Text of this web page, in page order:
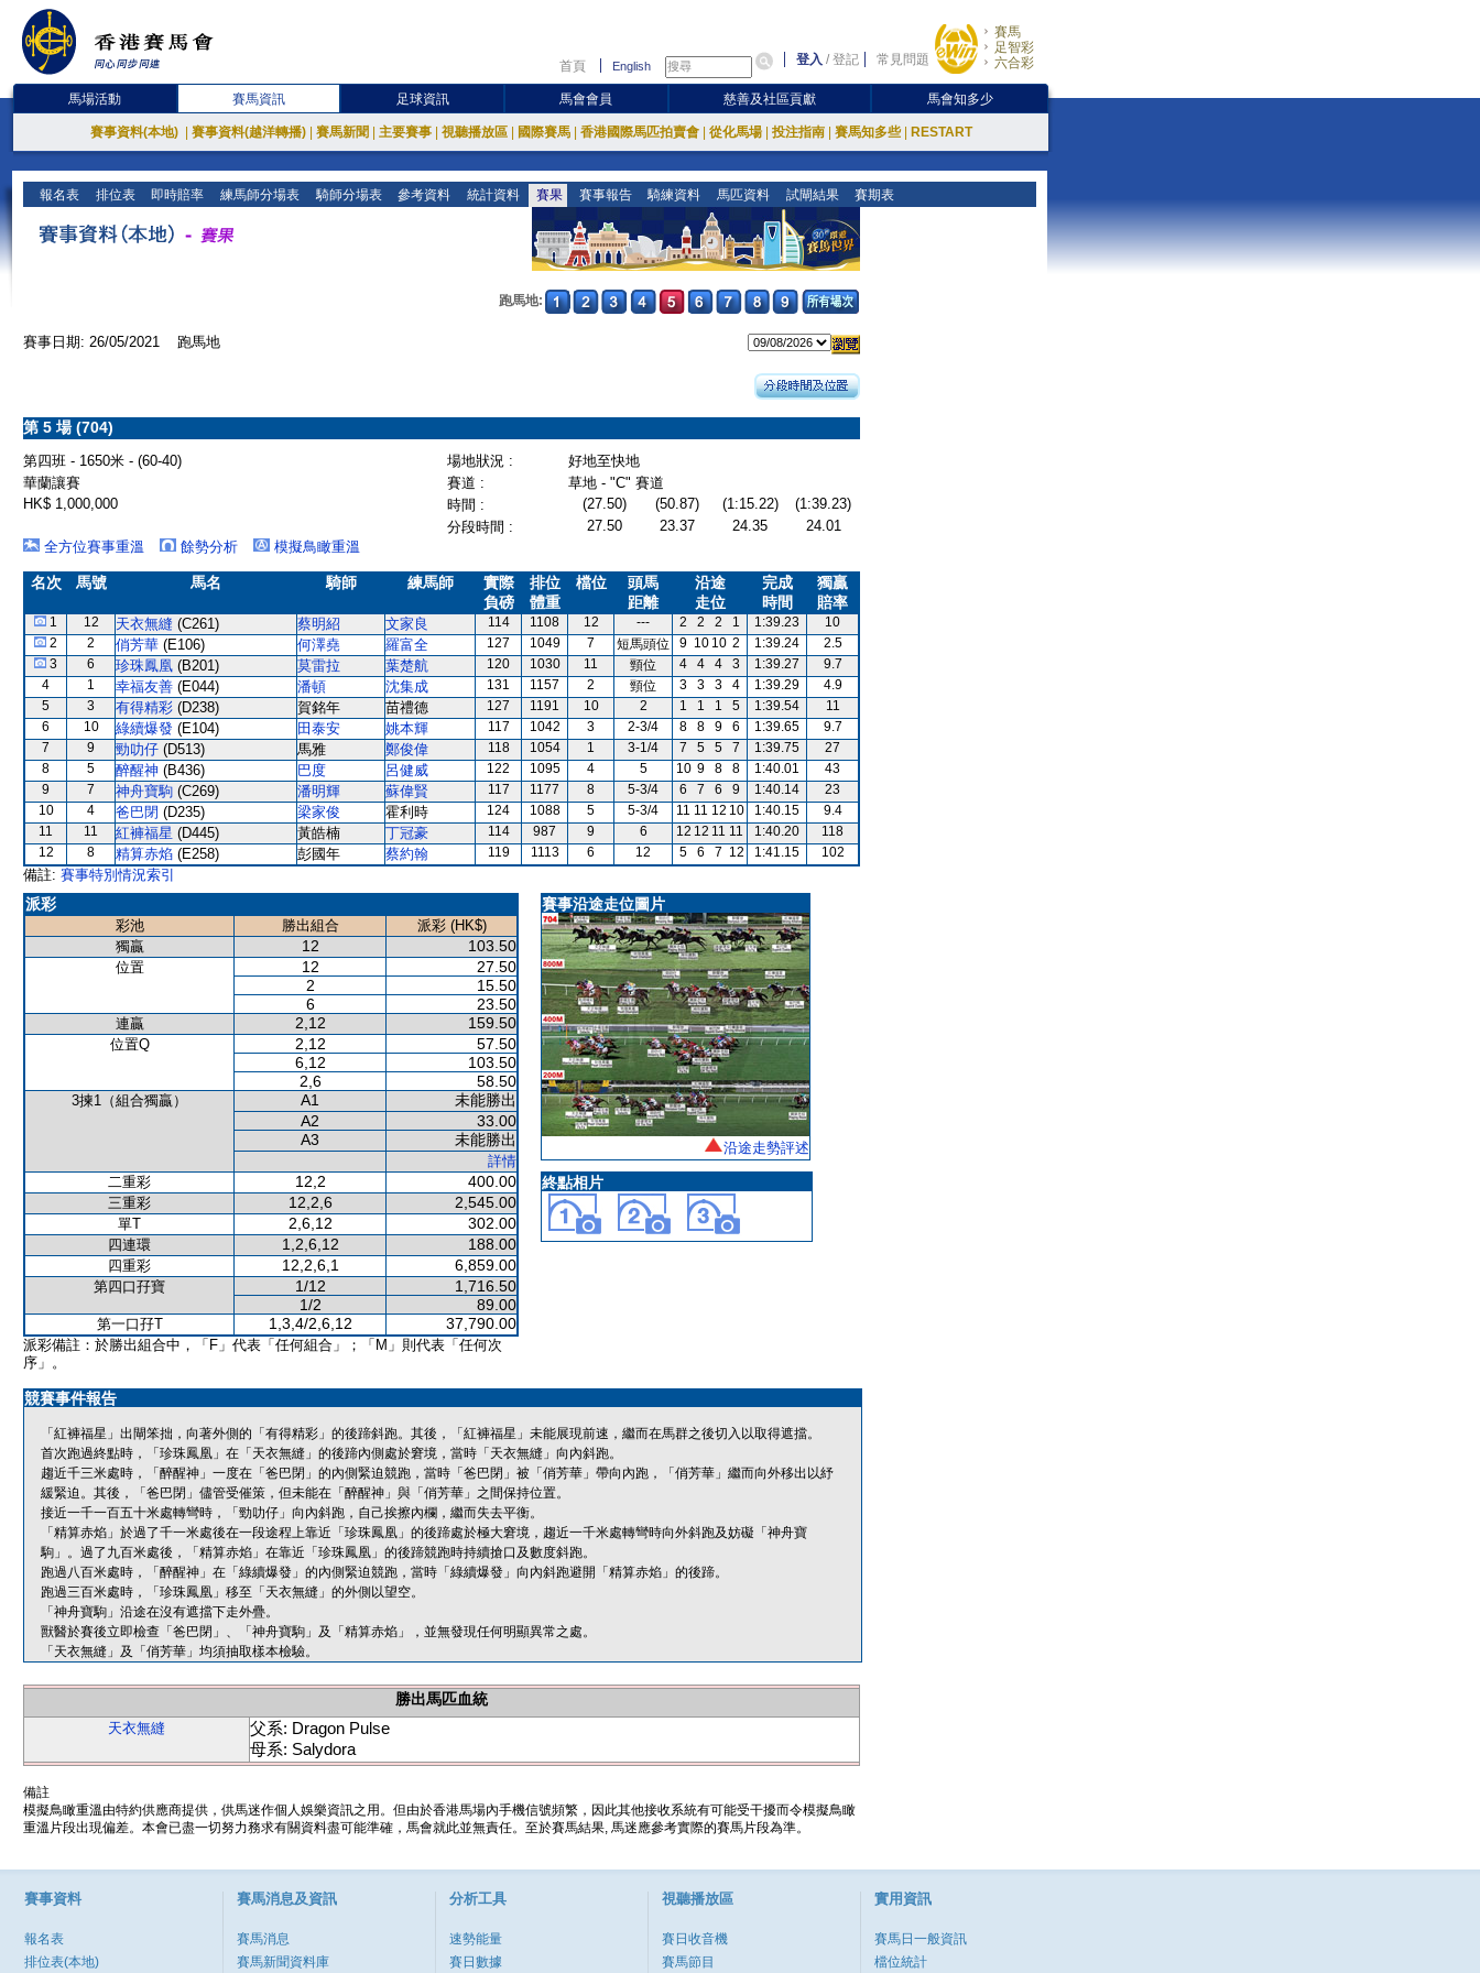
首頁 English 登入 /登記 常見問題
賽馬
足智彩
六合彩
馬場活動 賽馬資訊 足球資訊 馬會會員 慈善及社區貢獻 馬會知多少
賽事資料(本地) 賽事資料(越洋轉播) 賽馬新聞 主要賽事 視聽播放區 國際賽馬 香港國際馬匹拍賣會 從化馬場 投注指南 賽馬知多些 RESTART
報名表 排位表 即時賠率 練馬師分場表 騎師分場表 參考資料 統計資料 賽果 賽事報告 騎練資料 馬匹資料 試閘結果 賽期表
跑馬地:
賽事日期: 26/05/2021 跑馬地
第 5 場 (704)
第四班 - 1650米 - (60-40) 場地狀況 :
好地至快地
華蘭讓賽
賽道 :
草地 - "C" 賽道
HK$ 1,000,000
時間 : (27.50) (50.87) (1:15.22)
(1:39.23)
分段時間 :
27.50 23.37 24.35
24.01
全方位賽事重溫
餘勢分析 模擬鳥瞰重溫
名次 馬號 馬名 騎師 練馬師
實際
負磅
排位
體重
檔位
頭馬
距離
沿途
走位
完成
時間
獨贏
賠率
1 12 天衣無縫 (C261) 蔡明紹 文家良 114 1108 12 --- 2 2 2 1 1:39.23
10
2
2 俏芳華 (E106) 何澤堯 羅富全 127 1049 7 短馬頭位 9 10 10 2 1:39.24
2.5
3
6 珍珠鳳凰 (B201) 莫雷拉 葉楚航 120 1030 11 頸位 4 4 4 3 1:39.27
9.7
4
1 幸福友善 (E044) 潘頓 沈集成 131 1157 2 頸位 3 3 3 4 1:39.29
4.9
5
3 有得精彩 (D238) 賀銘年 苗禮德 127 1191 10 2 1 1 1 5 1:39.54
11
6
10 綠續爆發 (E104) 田泰安 姚本輝 117 1042 3 2-3/4 8 8 9 6 1:39.65
9.7
7
9 勁叻仔 (D513) 馬雅 鄭俊偉 118 1054 1 3-1/4 7 5 5 7 1:39.75
27
8
5 醉醒神 (B436) 巴度 呂健威 122 1095 4 5 10 9 8 8 1:40.01
43
9
7 神舟寶駒 (C269) 潘明輝 蘇偉賢 117 1177 8 5-3/4 6 7 6 9 1:40.14
23
10
4 爸巴閉 (D235) 梁家俊 霍利時 124 1088 5 5-3/4 11 11 12 10 1:40.15
9.4
11
11 紅褲福星 (D445) 黃皓楠 丁冠豪 114 987 9 6 12 12 11 11 1:40.20
118
12
8 精算赤焰 (E258) 彭國年 蔡約翰 119 1113 6 12 5 6 7 12 1:41.15 102
備註: 賽事特別情況索引
派彩
彩池 勝出組合
派彩 (HK$)
獨贏
12 103.50
位置 12
27.50
2
15.50
6
23.50
連贏 2,12 159.50
位置Q 2,12
57.50
6,12
103.50
2,6
58.50
3揀1（組合獨贏） A1
未能勝出
A2
33.00
A3
未能勝出
詳情
二重彩
12,2 400.00
三重彩 12,2,6 2,545.00
單T 2,6,12 302.00
四連環 1,2,6,12 188.00
四重彩 12,2,6,1 6,859.00
第四口孖寶 1/12
1,716.50
1/2
89.00
第一口孖T 1,3,4/2,6,12 37,790.00
派彩備註：於勝出組合中，「F」代表「任何組合」；「M」則代表「任何次
序」。
賽事沿途走位圖片
沿途走勢評述
終點相片
競賽事件報告
「紅褲福星」出閘笨拙，向著外側的「有得精彩」的後蹄斜跑。其後，「紅褲福星」未能展現前速，繼而在馬群之後切入以取得遮擋。
首次跑過終點時，「珍珠鳳凰」在「天衣無縫」的後蹄內側處於窘境，當時「天衣無縫」向內斜跑。
趨近千三米處時，「醉醒神」一度在「爸巴閉」的內側緊迫競跑，當時「爸巴閉」被「俏芳華」帶向內跑，「俏芳華」繼而向外移出以紓
緩緊迫。其後，「爸巴閉」儘管受催策，但未能在「醉醒神」與「俏芳華」之間保持位置。
接近一千一百五十米處轉彎時，「勁叻仔」向內斜跑，自己挨擦內欄，繼而失去平衡。
「精算赤焰」於過了千一米處後在一段途程上靠近「珍珠鳳凰」的後蹄處於極大窘境，趨近一千米處轉彎時向外斜跑及妨礙「神舟寶
駒」。過了九百米處後，「精算赤焰」在靠近「珍珠鳳凰」的後蹄競跑時持續搶口及數度斜跑。
跑過八百米處時，「醉醒神」在「綠續爆發」的內側緊迫競跑，當時「綠續爆發」向內斜跑避開「精算赤焰」的後蹄。
跑過三百米處時，「珍珠鳳凰」移至「天衣無縫」的外側以望空。
「神舟寶駒」沿途在沒有遮擋下走外疊。
獸醫於賽後立即檢查「爸巴閉」、「神舟寶駒」及「精算赤焰」，並無發現任何明顯異常之處。
「天衣無縫」及「俏芳華」均須抽取樣本檢驗。
勝出馬匹血統
天衣無縫
父系: Dragon Pulse
母系: Salydora
備註
模擬鳥瞰重溫由特約供應商提供，供馬迷作個人娛樂資訊之用。但由於香港馬場內手機信號頻繁，因此其他接收系統有可能受干擾而令模擬鳥瞰
重溫片段出現偏差。本會已盡一切努力務求有關資料盡可能準確，馬會就此並無責任。至於賽馬結果, 馬迷應參考實際的賽馬片段為準。
賽事資料
報名表
排位表(本地)
賽馬消息及資訊
賽馬消息
賽馬新聞資料庫
分析工具
速勢能量
賽日數據
視聽播放區
賽日收音機
賽馬節目
實用資訊
賽馬日一般資訊
檔位統計